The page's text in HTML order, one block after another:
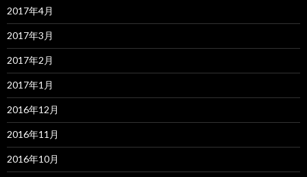
2017年4月
2017年3月
2017年2月
2017年1月
2016年12月
2016年11月
2016年10月